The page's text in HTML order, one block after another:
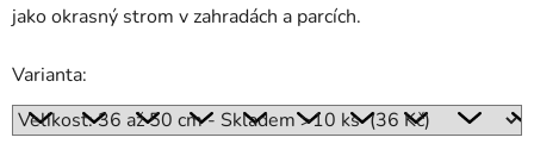
jako okrasný strom v zahradách a parcích.
Varianta: